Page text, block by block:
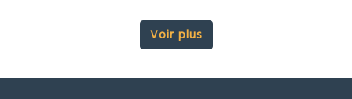
Voir plus